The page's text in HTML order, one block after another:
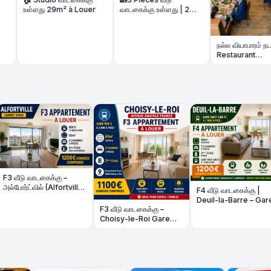
29m² à Louer
வாடகைக்கு உள்ளது | 2
நல்ல வியாபாரம் நடக்கும்
மலிவுவிலையில்- Fonds
–
F3 வீடு வாடகைக்கு –
Choisy-le-Roi Gare
F4 வீடு வாடகைக்கு |
Deuil-la-Barre – Gare
Line H 7 நிமிடம்
🏡
வீடு